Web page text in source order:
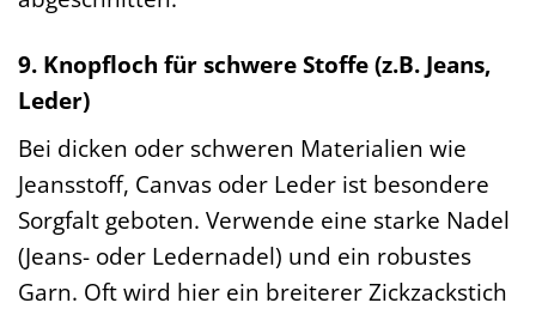
9. Knopfloch für schwere Stoffe (z.B. Jeans,
Leder)
Bei dicken oder schweren Materialien wie
Jeansstoff, Canvas oder Leder ist besondere
Sorgfalt geboten. Verwende eine starke Nadel
(Jeans- oder Ledernadel) und ein robustes
Garn. Oft wird hier ein breiterer Zickzackstich